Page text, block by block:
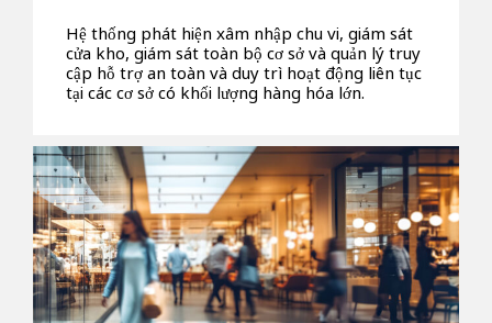
Hệ thống phát hiện xâm nhập chu vi, giám sát
cửa kho, giám sát toàn bộ cơ sở và quản lý truy
cập hỗ trợ an toàn và duy trì hoạt động liên tục
tại các cơ sở có khối lượng hàng hóa lớn.